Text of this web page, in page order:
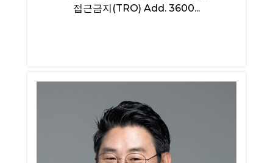
접근금지(TRO) Add. 3600...